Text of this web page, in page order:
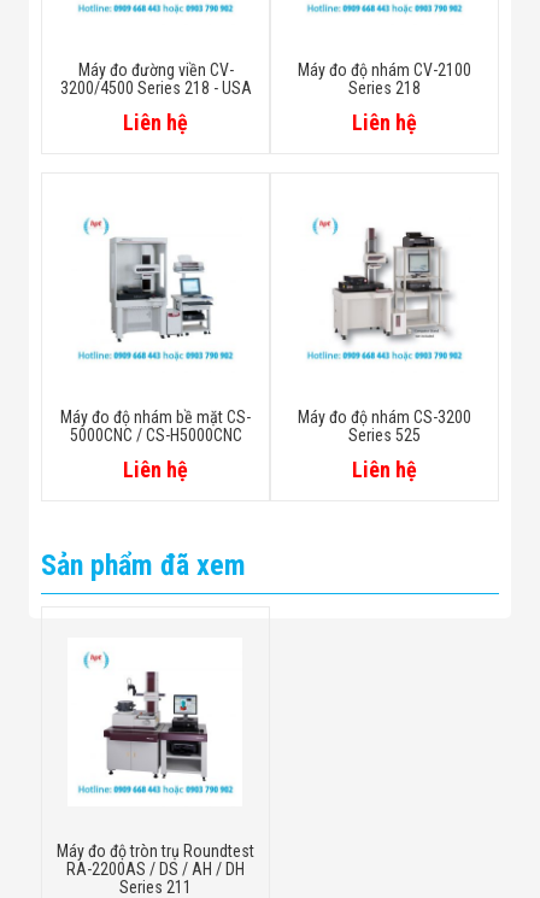
Máy đo đường viền CV-
3200/4500 Series 218 - USA
Liên hệ
Máy đo độ nhám CV-2100
Series 218
Liên hệ
Máy đo độ nhám bề mặt CS-
5000CNC / CS-H5000CNC
Liên hệ
Máy đo độ nhám CS-3200
Series 525
Liên hệ
Sản phẩm đã xem
Máy đo độ tròn trụ Roundtest
RA-2200AS / DS / AH / DH
Series 211